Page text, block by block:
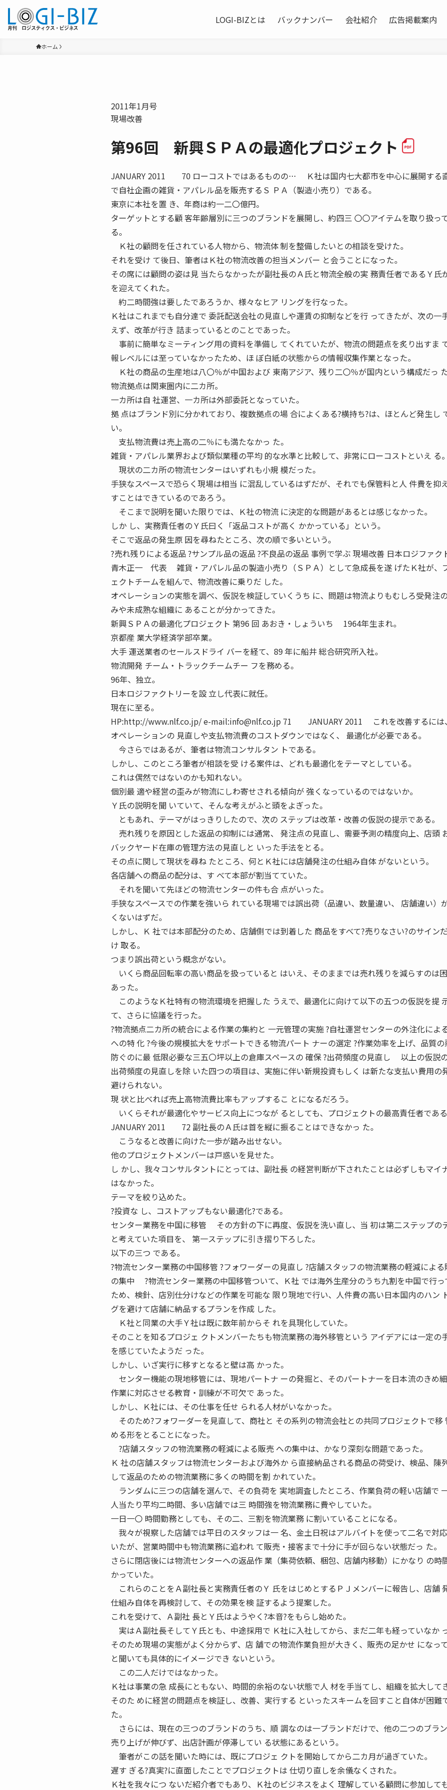
LOGI-BIZとは バックナンバー 会社紹介 広告掲載案内
ホーム
2011年1月号
現場改善
第96回 新興ＳＰＡの最適化プロジェクト
JANUARY 2011 70 ローコストではあるものの… Ｋ社は国内七大都市を中心に展開する
で自社企画の雑貨・アパレル品を販売するＳ ＰＡ（製造小売り）である。
東京に本社を置 き、年商は約一二〇億円。
ターゲットとする顧 客年齢層別に三つのブランドを展開し、約四三 〇〇アイテムを取り扱っ
る。
Ｋ社の顧問を任されている人物から、物流体 制を整備したいとの相談を受けた。
それを受け て後日、筆者はＫ社の物流改善の担当メンバー と会うことになった。
その席には顧問の姿は見 当たらなかったが副社長のＡ氏と物流全般の実 務責任者であるＹ氏
を迎えてくれた。
約二時間強は要したであろうか、様々なヒア リングを行なった。
Ｋ社はこれまでも自分達で 委託配送会社の見直しや運賃の抑制などを行 ってきたが、次の一
えず、改革が行き 詰まっているとのことであった。
事前に簡単なミーティング用の資料を準備し てくれていたが、物流の問題点を炙り出すま
報レベルには至っていなかったため、ほ ぼ白紙の状態からの情報収集作業となった。
Ｋ社の商品の生産地は八〇％が中国および 東南アジア、残り二〇％が国内という構成だっ た
物流拠点は関東圏内に二カ所。
一カ所は自 社運営、一カ所は外部委託となっていた。
拠 点はブランド別に分かれており、複数拠点の場 合によくある?横持ち?は、ほとんど発生し
い。
支払物流費は売上高の二％にも満たなかっ た。
雑貨・アパレル業界および類似業種の平均 的な水準と比較して、非常にローコストといえ る。
現状の二カ所の物流センターはいずれも小規 模だった。
手狭なスペースで恐らく現場は相当 に混乱しているはずだが、それでも保管料と人 件費を抑
すことはできているのであろう。
そこまで説明を聞いた限りでは、Ｋ社の物流 に決定的な問題があるとは感じなかった。
しか し、実務責任者のＹ氏曰く「返品コストが高く かかっている」という。
そこで返品の発生原 因を尋ねたところ、次の順で多いという。
?売れ残りによる返品 ?サンプル品の返品 ?不良品の返品 事例で学ぶ 現場改善 日本ロジファク
青木正一 代表 雑貨・アパレル品の製造小売り（ＳＰＡ）として急成長を遂 げたＫ社が、
ェクトチームを組んで、物流改善に乗りだ した。
オペレーションの実態を調べ、仮説を検証していくうち に、問題は物流よりもむしろ受発注
みや未成熟な組織に あることが分かってきた。
新興ＳＰＡの最適化プロジェクト 第96 回 あおき・しょういち 1964年生まれ。
京都産 業大学経済学部卒業。
大手 運送業者のセールスドライ バーを経て、89 年に船井 総合研究所入社。
物流開発 チーム・トラックチームチー フを務める。
96年、独立。
日本ロジファクトリーを設 立し代表に就任。
現在に至る。
HP:http://www.nlf.co.jp/ e-mail:info@nlf.co.jp 71 JANUARY 2011 これを改善するには
オペレーションの 見直しや支払物流費のコストダウンではなく、 最適化が必要である。
今さらではあるが、筆者は物流コンサルタン トである。
しかし、このところ筆者が相談を受 ける案件は、どれも最適化をテーマとしている。
これは偶然ではないのかも知れない。
個別最 適や経営の歪みが物流にしわ寄せされる傾向が 強くなっているのではないか。
Ｙ氏の説明を聞 いていて、そんな考えがふと頭をよぎった。
ともあれ、テーマがはっきりしたので、次の ステップは改革・改善の仮説の提示である。
売れ残りを原因とした返品の抑制には通常、 発注点の見直し、需要予測の精度向上、店頭
バックヤード在庫の管理方法の見直しと いった手法をとる。
その点に関して現状を尋ね たところ、何とＫ社には店舗発注の仕組み自体 がないという。
各店舗への商品の配分は、す べて本部が割当てていた。
それを聞いて先ほどの物流センターの件も合 点がいった。
手狭なスペースでの作業を強いら れている現場では誤出荷（品違い、数量違い、 店舗違い）
くないはずだ。
しかし、Ｋ 社では本部配分のため、店舗側では到着した 商品をすべて?売りなさい?のサイン
け 取る。
つまり誤出荷という概念がない。
いくら商品回転率の高い商品を扱っていると はいえ、そのままでは売れ残りを減らすのは
あった。
このようなＫ社特有の物流環境を把握した うえで、最適化に向けて以下の五つの仮説を提
て、さらに協議を行った。
?物流拠点二カ所の統合による作業の集約と 一元管理の実施 ?自社運営センターの外注化によ
への特 化 ?今後の規模拡大をサポートできる物流パート ナーの選定 ?作業効率を上げ、品質の
防ぐのに最 低限必要な三五〇坪以上の倉庫スペースの 確保 ?出荷頻度の見直し 以上の仮説
出荷頻度の見直しを除 いた四つの項目は、実施に伴い新規投資もしく は新たな支払い費用の
避けられない。
現 状と比べれば売上高物流費比率もアップするこ とになるだろう。
いくらそれが最適化やサービス向上につなが るとしても、プロジェクトの最高責任者である
JANUARY 2011 72 副社長のＡ氏は首を縦に振ることはできなかっ た。
こうなると改善に向けた一歩が踏み出せない。
他のプロジェクトメンバーは戸惑いを見せた。
し かし、我々コンサルタントにとっては、副社長 の経営判断が下されたことは必ずしもマイ
はなかった。
テーマを絞り込めた。
?投資な し、コストアップもない最適化?である。
センター業務を中国に移管 その方針の下に再度、仮説を洗い直し、当 初は第二ステップの
と考えていた項目を、 第一ステップに引き摺り下ろした。
以下の三つ である。
?物流センター業務の中国移管 ?フォワーダーの見直し ?店舗スタッフの物流業務の軽減による
の集中 ?物流センター業務の中国移管ついて、Ｋ社 では海外生産分のうち九割を中国で行っ
ため、検針、店別仕分けなどの作業を可能な 限り現地で行い、人件費の高い日本国内のハン
グを避けて店舗に納品するプランを作成 した。
Ｋ社と同業の大手Ｙ社は既に数年前からそ れを具現化していた。
そのことを知るプロジェ クトメンバーたちも物流業務の海外移管という アイデアには一定の
を感じていたようだ った。
しかし、いざ実行に移すとなると壁は高 かった。
センター機能の現地移管には、現地パートナ ーの発掘と、そのパートナーを日本流のきめ
作業に対応させる教育・訓練が不可欠で あった。
しかし、Ｋ社には、その仕事を任せ られる人材がいなかった。
そのため?フォワーダーを見直して、商社と その系列の物流会社との共同プロジェクトで移
める形をとることになった。
?店舗スタッフの物流業務の軽減による販売 への集中は、かなり深刻な問題であった。
Ｋ 社の店舗スタッフは物流センターおよび海外か ら直接納品される商品の荷受け、検品、陳
して返品のための物流業務に多くの時間を割 かれていた。
ランダムに三つの店舗を選んで、その負荷を 実地調査したところ、作業負荷の軽い店舗で
人当たり平均二時間、多い店舗では三 時間強を物流業務に費やしていた。
一日一〇 時間勤務としても、その二、三割を物流業務 に割いていることになる。
我々が視察した店舗では平日のスタッフは一 名、金土日祝はアルバイトを使って二名で対
いたが、営業時間中も物流業務に追われ て販売・接客まで十分に手が回らない状態だっ た。
さらに閉店後には物流センターへの返品作 業（集荷依頼、梱包、店舗内移動）にかなり の時
かっていた。
これらのことをＡ副社長と実務責任者のＹ 氏をはじめとするＰＪメンバーに報告し、店舗
仕組み自体を再検討して、その効果を検 証するよう提案した。
これを受けて、Ａ副社 長とＹ氏はようやく?本音?をもらし始めた。
実はＡ副社長そしてＹ氏とも、中途採用で Ｋ社に入社してから、まだ二年も経っていなか っ
そのため現場の実態がよく分からず、店 舗での物流作業負担が大きく、販売の足かせ になっ
と聞いても具体的にイメージでき ないという。
この二人だけではなかった。
Ｋ社は事業の急 成長にともない、時間的余裕のない状態で人 材を手当てし、組織を拡大して
そのた めに経営の問題点を検証し、改善、実行する といったスキームを回すこと自体が困難
た。
さらには、現在の三つのブランドのうち、順 調なのは一ブランドだけで、他の二つのブラ
売り上げが伸びず、出店計画が停滞してい る状態にあるという。
筆者がこの話を聞いた時には、既にプロジェ クトを開始してから二カ月が過ぎていた。
遅す ぎる?真実?に直面したことでプロジェクトは 仕切り直しを余儀なくされた。
Ｋ社を我々につ ないだ紹介者でもあり、Ｋ社のビジネスをよく 理解している顧問に参加して